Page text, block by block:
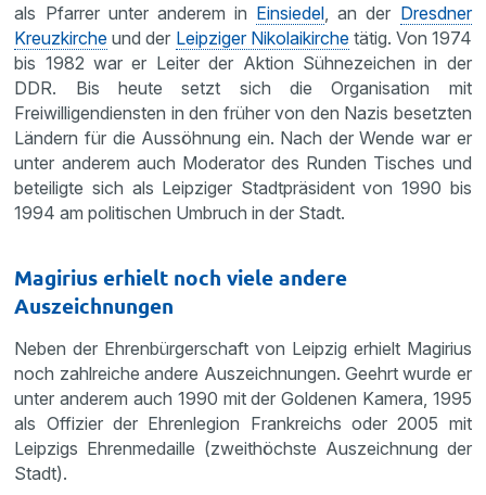
als Pfarrer unter anderem in Einsiedel, an der Dresdner
Kreuzkirche und der Leipziger Nikolaikirchetätig. Von 1974
bis 1982 war er Leiter der Aktion Sühnezeichen in der
DDR. Bis heute setzt sich die Organisation mit
Freiwilligendiensten in den früher von den Nazis besetzten
Ländern für die Aussöhnung ein. Nach der Wende war er
unter anderem auch Moderator des Runden Tisches und
beteiligte sich als Leipziger Stadtpräsident von 1990 bis
1994 am politischen Umbruch in der Stadt.
Magirius erhielt noch viele andere
Auszeichnungen
Neben der Ehrenbürgerschaft von Leipzig erhielt Magirius
noch zahlreiche andere Auszeichnungen. Geehrt wurde er
unter anderem auch 1990 mit der Goldenen Kamera, 1995
als Offizier der Ehrenlegion Frankreichs oder 2005 mit
Leipzigs Ehrenmedaille (zweithöchste Auszeichnung der
Stadt).